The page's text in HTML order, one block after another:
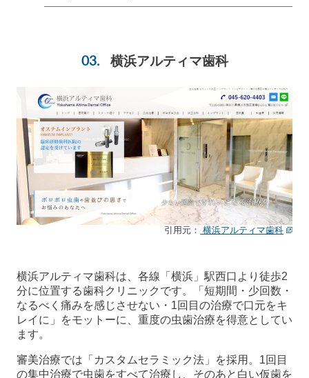
横浜アルティマ歯科
引用元： 横浜アルティマ歯科
横浜アルティマ歯科は、各線「横浜」駅西口より徒歩2
分に位置する歯科クリニックです。「短期間・少回数・
なるべく痛みを感じさせない・1回目の治療で口元をキ
レイに」をモットーに、重度の虫歯治療を得意としてい
ます。
審美治療では「カスタムセラミック法」を採用。1回目
の集中治療で虫歯をすべて治療し、そのあと白い仮歯を